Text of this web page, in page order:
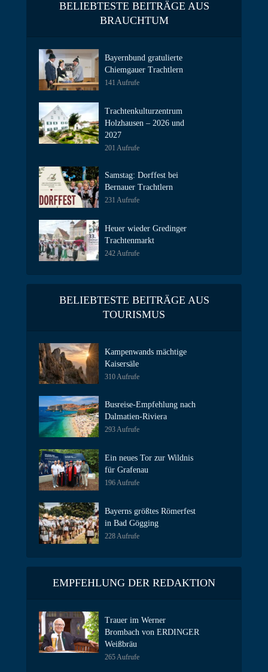
BELIEBTESTE BEITRÄGE AUS
BRAUCHTUM
Bayernbund gratulierte
Chiemgauer Trachtlern
141 Aufrufe
Trachtenkulturzentrum
Holzhausen – 2026 und
2027
201 Aufrufe
Samstag: Dorffest bei
Bernauer Trachtlern
231 Aufrufe
Heuer wieder Gredinger
Trachtenmarkt
242 Aufrufe
BELIEBTESTE BEITRÄGE AUS
TOURISMUS
Kampenwands mächtige
Kaisersäle
310 Aufrufe
Busreise-Empfehlung nach
Dalmatien-Riviera
293 Aufrufe
Ein neues Tor zur Wildnis
für Grafenau
196 Aufrufe
Bayerns größtes Römerfest
in Bad Gögging
228 Aufrufe
EMPFEHLUNG DER REDAKTION
Trauer im Werner
Brombach von ERDINGER
Weißbräu
265 Aufrufe